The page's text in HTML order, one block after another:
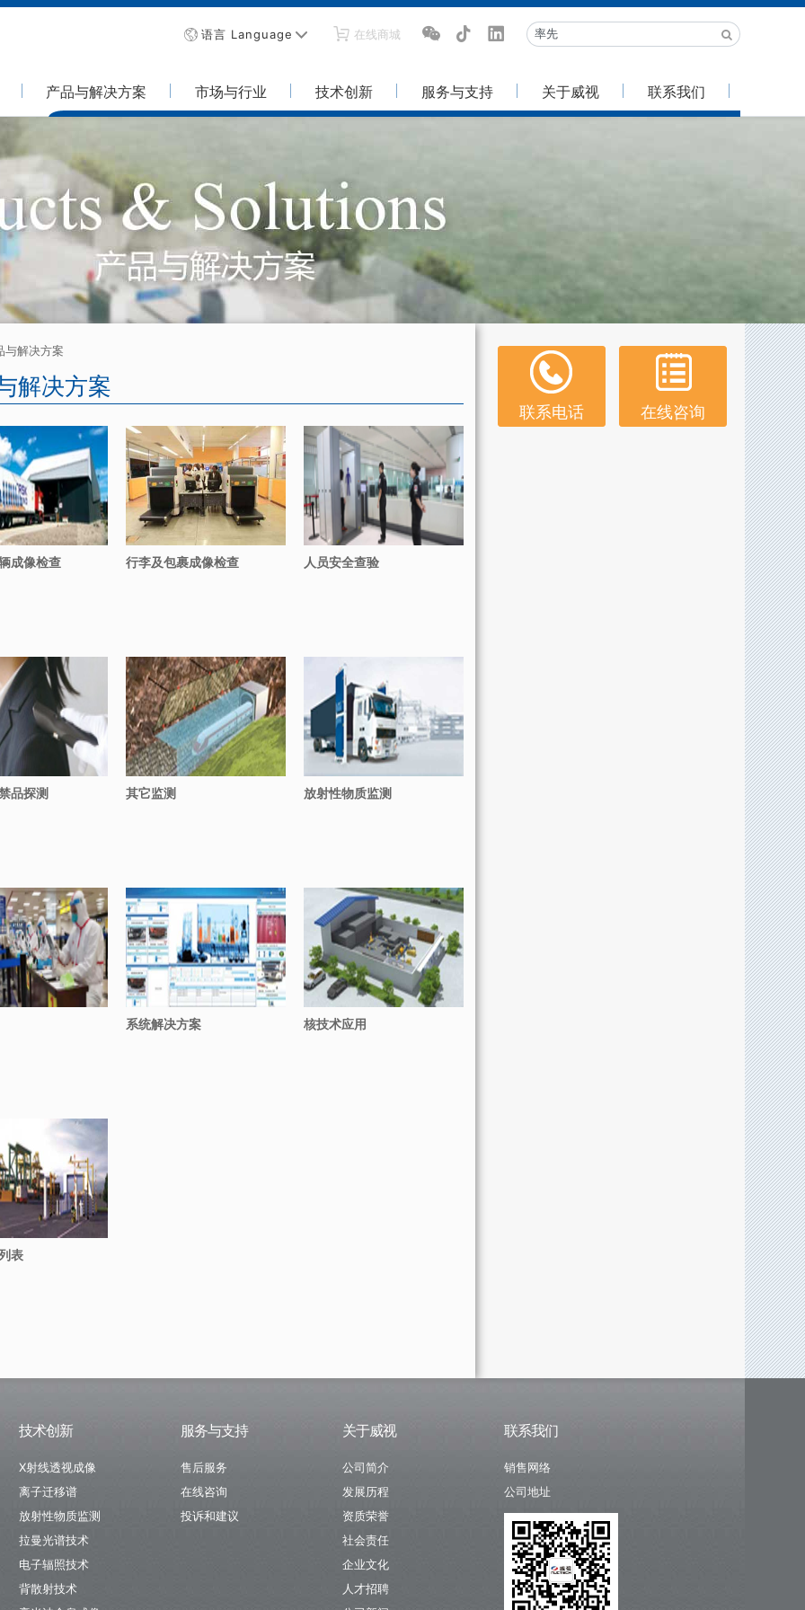
语言 Language 在线商城
产品与解决方案 市场与行业 技术创新 服务与支持 关于威视 联系我们
与解决方案
解决方案
成像检查 行李及包裹成像检查 人员安全查验
品探测 其它监测 放射性物质监测
系统解决方案 核技术应用
表
联系电话 在线咨询
技术创新
X射线透视成像
离子迁移谱
放射性物质监测
拉曼光谱技术
电子辐照技术
背散射技术
服务与支持
售后服务
在线咨询
投诉和建议
关于威视
公司简介
发展历程
资质荣誉
社会责任
企业文化
人才招聘
联系我们
销售网络
公司地址